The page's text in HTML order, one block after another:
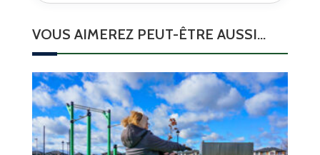
VOUS AIMEREZ PEUT-ÊTRE AUSSI…